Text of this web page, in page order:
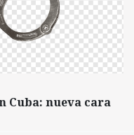
Cuba: nueva cara